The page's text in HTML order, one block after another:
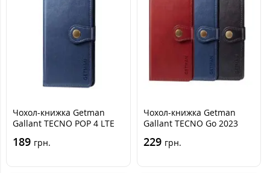
Чохол-книжка Getman
Gallant TECNO POP 4 LTE
189 грн.
Чохол-книжка Getman
Gallant TECNO Go 2023
229 грн.